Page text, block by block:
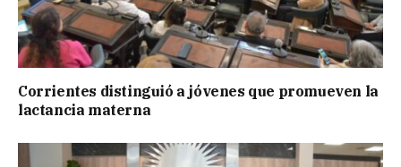
Corrientes distinguió a jóvenes que promueven la
lactancia materna